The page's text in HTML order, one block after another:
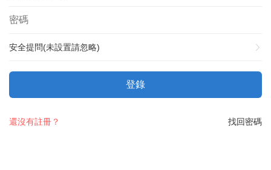
安全提問(未設置請忽略)
登錄
找回密碼
還沒有註冊？